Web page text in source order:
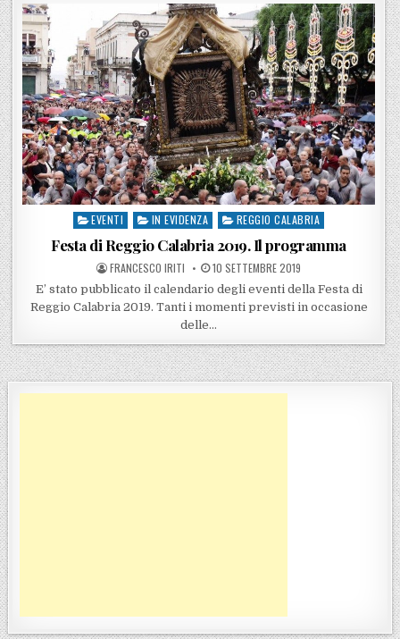
Posted in
EVENTI IN EVIDENZA REGGIO CALABRIA
Festa di Reggio Calabria 2019. Il programma
POSTED BY
FRANCESCO IRITI POSTED ON
10 SETTEMBRE 2019
E’ stato pubblicato il calendario degli eventi della Festa di
Reggio Calabria 2019. Tanti i momenti previsti in occasione
delle…